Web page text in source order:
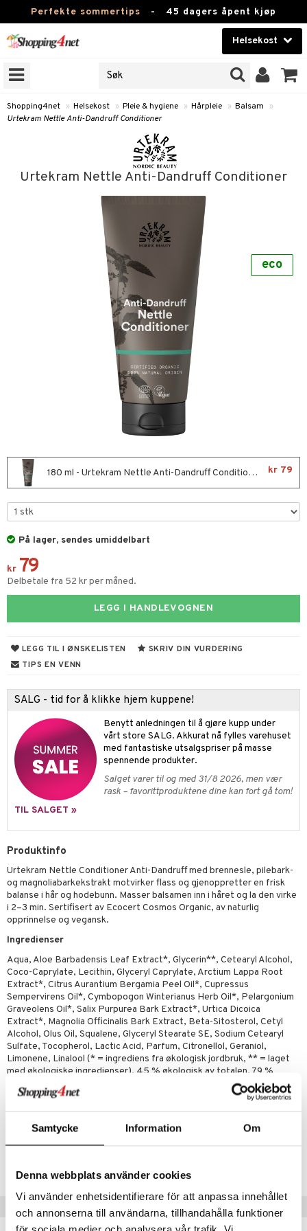
Samtycke Information Om
Denna webbplats använder cookies
Vi använder enhetsidentifierare för att anpassa innehållet
och annonserna till användarna, tillhandahålla funktioner
Perfekte sommertips - 45 dagers åpent kjøp
Helsekost
Skjønnhet
Kontaktlinser
Fitness
Hjem & innredning
Leketøy, Barn & Baby
Shopping4net » Helsekost » Pleie & hygiene » Hårpleie » Balsam
»
Urtekram Nettle Anti-Dandruff Conditioner
Urtekram Nettle Anti-Dandruff Conditioner
eco
180 ml - Urtekram Nettle Anti-Dandruff Conditioner kr 79
På lager, sendes umiddelbart
kr 79
Delbetale fra 52 kr per måned.
LEGG I HANDLEVOGNEN
LEGG TIL I ØNSKELISTEN
SKRIV DIN VURDERING
TIPS EN VENN
SALG - tid for å klikke hjem kuppene!
Benytt anledningen til å gjøre kupp under
vårt store SALG. Akkurat nå fylles varehuset
med fantastiske utsalgspriser på masse
spennende produkter.
Salget varer til og med 31/8 2026, men vær
rask – favorittproduktene dine kan fort gå tom!
TIL SALGET »
Produktinfo
Urtekram Nettle Conditioner Anti-Dandruff med brennesle, pilebark-
og magnoliabarkekstrakt motvirker flass og gjenoppretter en frisk
balanse i hår og hodebunn. Masser balsamen inn i håret og la den virke
i 2–3 min. Sertifisert av Ecocert Cosmos Organic, av naturlig
opprinnelse og vegansk.
Ingredienser
Aqua, Aloe Barbadensis Leaf Extract*, Glycerin**, Cetearyl Alcohol,
Coco-Caprylate, Lecithin, Glyceryl Caprylate, Arctium Lappa Root
Extract*, Citrus Aurantium Bergamia Peel Oil*, Cupressus
Sempervirens Oil*, Cymbopogon Winterianus Herb Oil*, Pelargonium
Graveolens Oil*, Salix Purpurea Bark Extract*, Urtica Dicoica
Extract*, Magnolia Officinalis Bark Extract, Beta-Sitosterol, Cetyl
Alcohol, Olus Oil, Squalene, Glyceryl Stearate SE, Sodium Cetearyl
Sulfate, Tocopherol, Lactic Acid, Parfum, Citronellol, Geraniol,
Limonene, Linalool (* = ingrediens fra økologisk jordbruk, ** = laget
med økologiske ingredienser). 45 % økologisk av totalen. 79 %
økologisk av totalen minus vann og mineraler. 100 % naturlig
opprinnelse av totalen. COSMOS ORGANIC sertifisert av Ecocert
Artikkelnr.
Populære produkter
& hals
& buljong
frøpasta
& uro
fot
dusj & såpe
oljer
tenner
uten sol
& avgiftning
K
& svar